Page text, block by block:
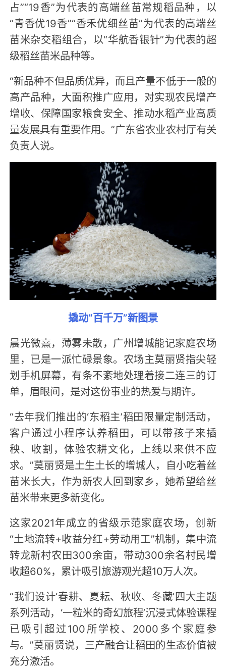
占”“19香”为代表的高端丝苗常规稻品种，以
“青香优19香”“香禾优细丝苗”为代表的高端丝
苗米杂交稻组合，以“华航香银针”为代表的超
级稻丝苗米品种等。
“新品种不但品质优异，而且产量不低于一般的
高产品种，大面积推广应用，对实现农民增产
增收、保障国家粮食安全、推动水稻产业高质
量发展具有重要作用。”广东省农业农村厅有关
负责人说。
撬动“百千万”新图景
晨光微熹，薄雾未散，广州增城能记家庭农场
里，已是一派忙碌景象。农场主莫丽贤指尖轻
划手机屏幕，有条不紊地处理着接二连三的订
单，眉眼间，是对这份事业的热爱与期许。
“去年我们推出的‘东稻主’稻田限量定制活动，
客户通过小程序认养稻田，可以带孩子来插
秧、收割，体验农耕文化，上线以来供不应
求。”莫丽贤是土生土长的增城人，自小吃着丝
苗米长大，作为新农人回到家乡，她希望给丝
苗米带来更多新变化。
这家2021年成立的省级示范家庭农场，创新
“土地流转+收益分红+劳动用工”机制，集中流
转龙新村农田300余亩，带动300余名村民增
收超60%，累计吸引旅游观光超10万人次。
“我们设计‘春耕、夏耘、秋收、冬藏’四大主题
系列活动，‘一粒米的奇幻旅程’沉浸式体验课程
已吸引超过100所学校、2000多个家庭参
与。”莫丽贤说，三产融合让稻田的生态价值被
充分激活。